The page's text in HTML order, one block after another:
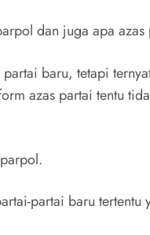
dan juga apa
baru, tetapi
azas partai tentu
partai baru